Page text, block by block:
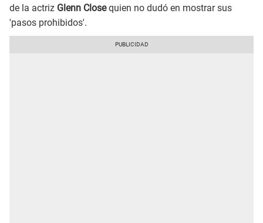
de la actriz Glenn Closequien no dudó en mostrar sus
'pasos prohibidos'.